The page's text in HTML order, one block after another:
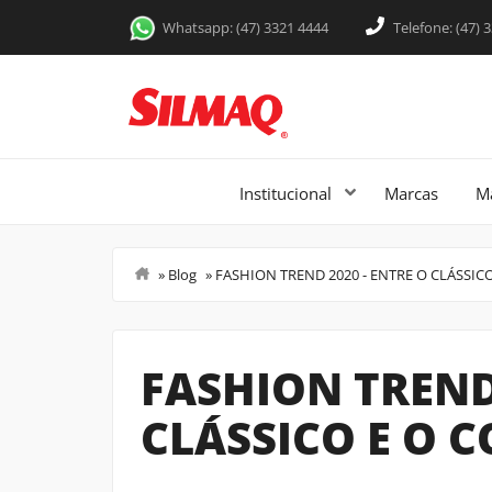
Whatsapp: (47) 3321 4444 Telefone: (47)
Institucional Marcas
entrevistas e insights que podem
» Blog » FASHION TREND 2020 - ENTRE O
FASHION
CLÁSSICO E O